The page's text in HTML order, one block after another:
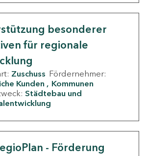
besonderer
für regionale
Zuschuss Fördernehmer:
Kunden
Kommunen
Städtebau und
- Förderung